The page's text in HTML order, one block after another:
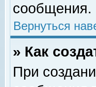
сообщения.
Вернуться
» Как
При